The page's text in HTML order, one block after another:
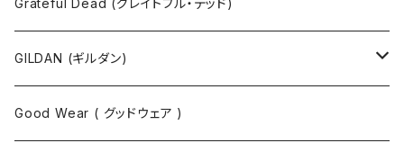
スウェット
パーカ
Grateful Dead (グレイトフル・デッド)
GILDAN (ギルダン)
ソックス
Good Wear ( グッドウェア )